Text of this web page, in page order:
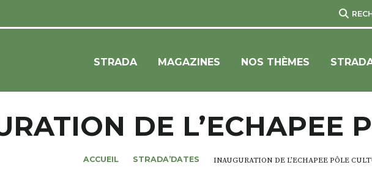
STRADA MAGAZINES NOS THÈMES
DE L’ECHAPEE
ACCUEIL STRADA’DATES INAUGURATION DE L’ECHAPEE PÔLE